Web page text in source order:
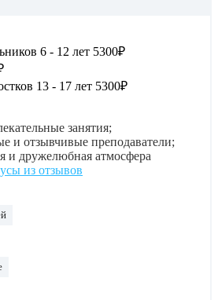
6 - 12 лет 5300₽
13 - 17 лет 5300₽
занятия;
и отзывчивые преподаватели;
и дружелюбная атмосфера
из отзывов